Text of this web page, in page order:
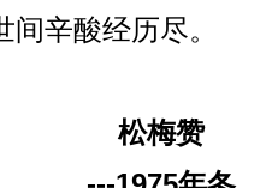
间辛酸经历尽。
松梅赞